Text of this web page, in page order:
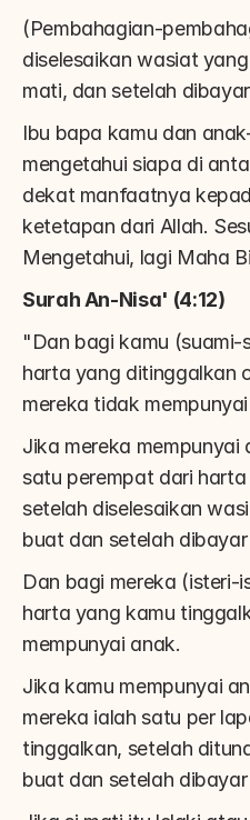
(Pembahagian-
diselesaikan wasiat
mati, dan setelah
Ibu bapa kamu dan
mengetahui siapa di
dekat manfaatnya
ketetapan dari Allah.
Mengetahui, lagi Maha
Surah An-Nisa' (4:12)
"Dan bagi kamu (suami-
harta yang ditinggalkan
mereka tidak
Jika mereka mempunyai
satu perempat dari
setelah diselesaikan
buat dan setelah
Dan bagi mereka (isteri-
harta yang kamu
mempunyai anak.
Jika kamu mempunyai
mereka ialah satu per
tinggalkan, setelah
buat dan setelah